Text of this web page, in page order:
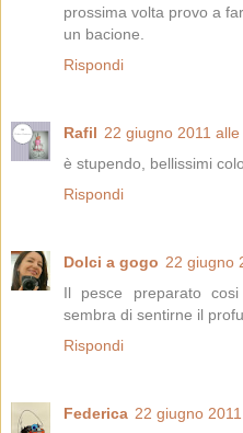
prossima volta provo a
un bacione.
Rispondi
Rafil 22 giugno 2011
è stupendo, bellissimi
Rispondi
Dolci a gogo 22 giugno
Il pesce preparato
sembra di sentirne il
Rispondi
Federica 22 giugno